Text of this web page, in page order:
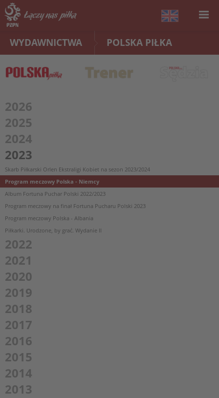
WYDAWNICTWA POLSKA PIŁKA
2026
2025
2024
2023
Skarb Piłkarski Orlen Ekstraligi Kobiet na sezon 2023/2024
Program meczowy Polska - Niemcy
Album Fortuna Puchar Polski 2022/2023
Program meczowy na finał Fortuna Pucharu Polski 2023
Program meczowy Polska - Albania
Piłkarki. Urodzone, by grać. Wydanie II
2022
2021
2020
2019
2018
2017
2016
2015
2014
2013